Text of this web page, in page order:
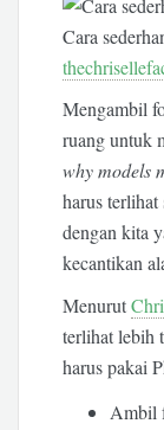
Cara
Mengambil
ruang untuk
why models
harus
dengan kita
kecantikan
Menurut
terlihat lebih
harus pakai
Ambil